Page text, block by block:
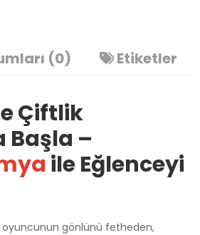
(0)
Etiketler
Çiftlik
Başla –
ile Eğlenceyi
gönlünü fetheden,